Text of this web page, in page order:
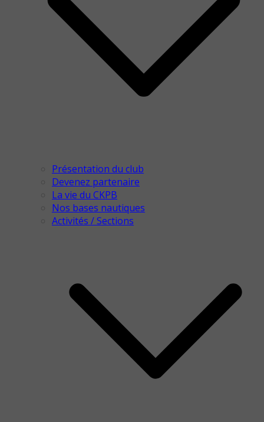
Présentation du club
Devenez partenaire
La vie du CKPB
Nos bases nautiques
Activités / Sections